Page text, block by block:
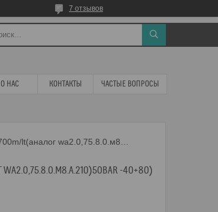
7 отзывов
О НАС КОНТАКТЫ ЧАСТЫЕ ВОПРОСЫ
-40+80)